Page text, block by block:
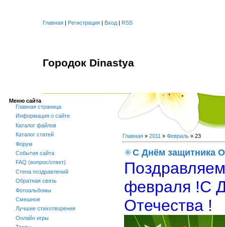
Главная | Регистрация | Вход | RSS
Городок Dinastya
Меню сайта
Главная страница
Информация о сайте
Каталог файлов
Каталог статей
Форум
События сайта
FAQ (вопрос/ответ)
Стена поздравлений
Обратная связь
Фотоальбомы
Смешное
Лучшие стихотворения
Онлайн игры
Главная » 2011 » Февраль » 23
С Днём защитника
февраля !С
Отечества !